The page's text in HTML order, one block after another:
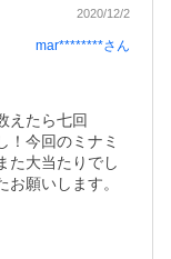
2020/12/2
mar********さん
えたら七回
！今回のミナミ
た大当たりでし
願いします。